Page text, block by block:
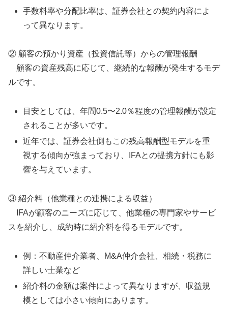
手数料率や分配比率は、証券会社との契約内容によ
って異なります。
② 顧客の預かり資産（投資信託等）からの管理報酬
顧客の資産残高に応じて、継続的な報酬が発生するモデ
ルです。
目安としては、年間0.5〜2.0％程度の管理報酬が設定
されることが多いです。
近年では、証券会社側もこの残高報酬型モデルを重
視する傾向が強まっており、IFAとの提携方針にも影
響を与えています。
③ 紹介料（他業種との連携による収益）
IFAが顧客のニーズに応じて、他業種の専門家やサービ
スを紹介し、成約時に紹介料を得るモデルです。
例：不動産仲介業者、M&A仲介会社、相続・税務に
詳しい士業など
紹介料の金額は案件によって異なりますが、収益規
模としては小さい傾向にあります。